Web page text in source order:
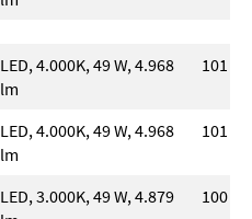
LED, 4.000K, 49 W, 4.968
lm
101
LED, 4.000K, 49 W, 4.968
lm
101
LED, 3.000K, 49 W, 4.879
100